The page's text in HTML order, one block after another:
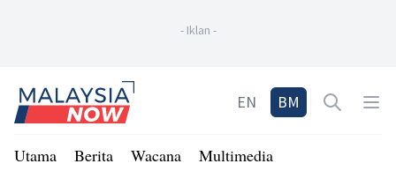
- Iklan -
Home
EN BM Open
Utama Berita Wacana Multimedia